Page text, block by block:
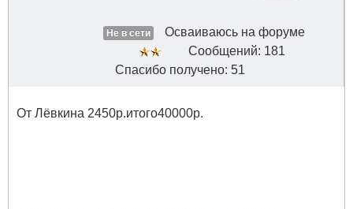
Не в сети
Осваиваюсь на форуме
Сообщений: 181
Спасибо получено: 51
От Лёвкина 2450р.итого40000р.